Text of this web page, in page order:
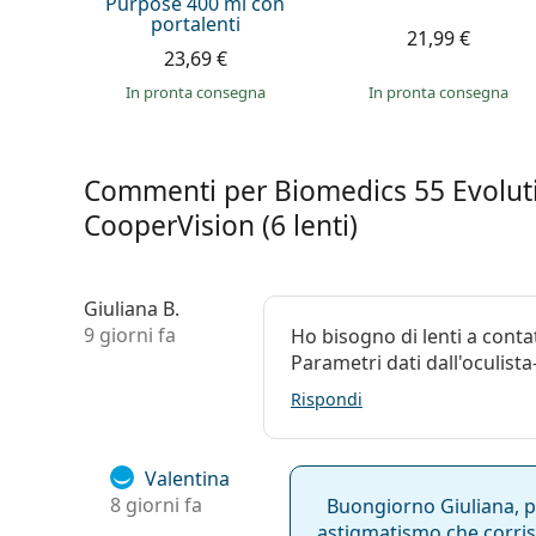
Lenti a
portalenti
23,69 €
in pronta consegna
21,99 €
in pronta consegna
Commenti per Biomedics 55
CooperVision (6 lenti)
Giuliana B.
9 giorni fa
Ho bisogno di lenti a
Parametri dati
Rispondi
Valentina
8 giorni fa
Buongiorno Giuliana,